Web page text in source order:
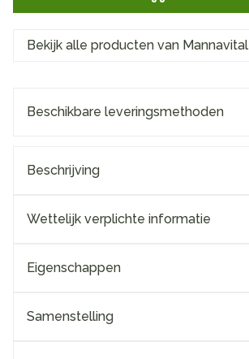
Bekijk alle producten van Mannavital
Beschikbare leveringsmethoden
Beschrijving
Wettelijk verplichte informatie
Eigenschappen
Samenstelling